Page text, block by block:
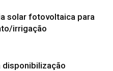
solar fotovoltaica para
irrigação
disponibilização